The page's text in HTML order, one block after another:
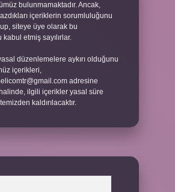
bulunmamaktadır. Ancak,
içeriklerin sorumluluğunu
siteye üye olarak bu
etmiş sayılırlar.
düzenlemelere aykırı olduğunu
içerikleri,
adresine
ilgili içerikler yasal süre
kaldırılacaktır.